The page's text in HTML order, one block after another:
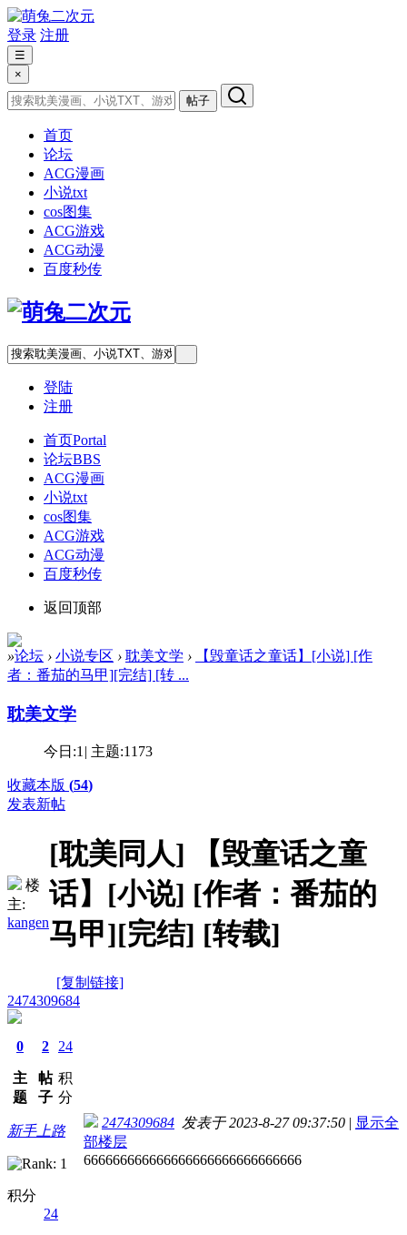
登录 注册
☰
×
帖子
首页
论坛
ACG漫画
小说txt
cos图集
ACG游戏
ACG动漫
百度秒传
登陆
注册
首页Portal
论坛BBS
ACG漫画
小说txt
cos图集
ACG游戏
ACG动漫
百度秒传
返回顶部
»论坛 › 小说专区 › 耽美文学 ›
【毁童话之童话】[小说] [作
者：番茄的马甲][完结] [转 ...
耽美文学
今日:1 | 主题:1173
收藏本版 (54)
发表新帖
楼
主:
kangen
[耽美同人]
【毁童话之童
话】[小说] [作者：番茄的
马甲][完结] [转载]
[复制链接]
2474309684
0
主
题
2
帖
子
24
积
分
新手上路
积分
24
2474309684 发表于 2023-8-27 09:37:50 | 显示全
部楼层
666666666666666666666666666666